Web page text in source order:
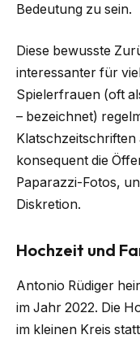
Bedeutung zu sein.
Diese bewusste
interessanter für
Spielerfrauen (oft
– bezeichnet)
Klatschzeitschriften
konsequent die
Paparazzi-Fotos,
Diskretion.
Hochzeit und
Antonio Rüdiger
im Jahr 2022. Die
im kleinen Kreis